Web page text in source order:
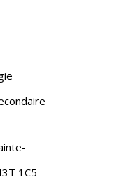
1C5